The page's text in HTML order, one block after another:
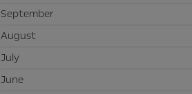
September
August
July
June